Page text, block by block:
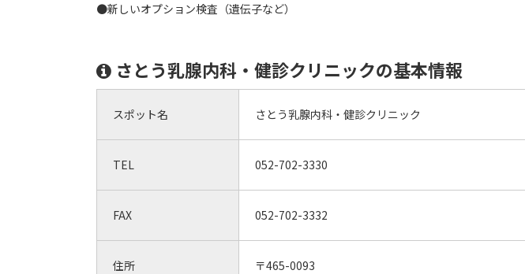
●新しいオプション検査（遺伝子など）
さとう乳腺内科・健診クリニックの基本情報
スポット名 さとう乳腺内科・健診クリニック
TEL 052-702-3330
FAX 052-702-3332
住所
〒465-0093